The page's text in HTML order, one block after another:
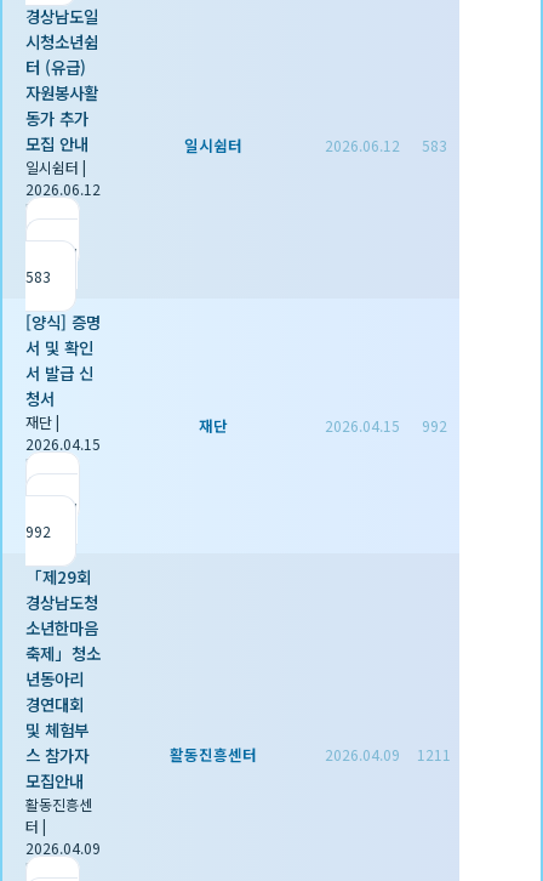
경상남도일
시청소년쉼
터 (유급)
자원봉사활
동가 추가
모집 안내
일시쉼터 |
2026.06.12
|
조회
583
일시쉼터 2026.06.12 583
[양식] 증명
서 및 확인
서 발급 신
청서
재단|
2026.04.15
|
조회
992
재단 2026.04.15 992
「제29회
경상남도청
소년한마음
축제」청소
년동아리
경연대회
및 체험부
스 참가자
모집안내
활동진흥센
터 |
2026.04.09
|
활동진흥센터 2026.04.09 1211